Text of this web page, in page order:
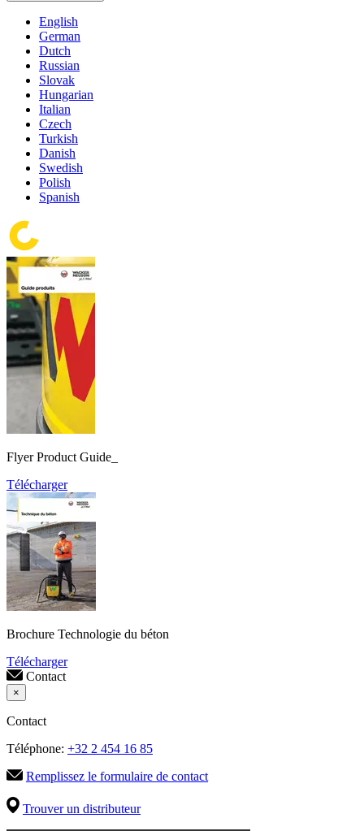
English
German
Dutch
Russian
Slovak
Hungarian
Italian
Czech
Turkish
Danish
Swedish
Polish
Spanish
Flyer Product Guide_
Télécharger
Brochure Technologie du béton
Télécharger
Contact
×
Contact
Téléphone: +32 2 454 16 85
Remplissez le formulaire de contact
Trouver un distributeur